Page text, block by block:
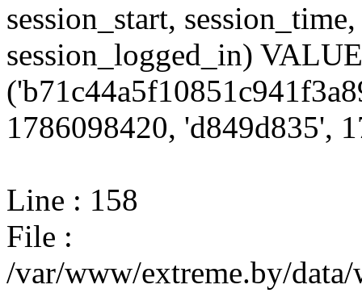
session_start,
session_logged_in)
1786098420, 'd849d835',
Line : 158
File :
/var/www/extreme.by/